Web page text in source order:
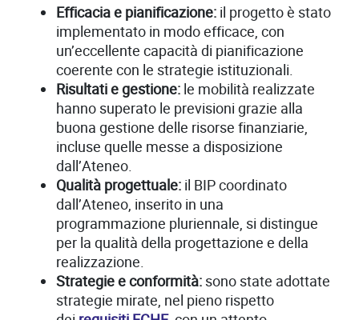
Efficacia e pianificazione: il progetto è stato
implementato in modo efficace, con
un’eccellente capacità di pianificazione
coerente con le strategie istituzionali.
Risultati e gestione: le mobilità realizzate
hanno superato le previsioni grazie alla
buona gestione delle risorse finanziarie,
incluse quelle messe a disposizione
dall’Ateneo.
Qualità progettuale: il BIP coordinato
dall’Ateneo, inserito in una
programmazione pluriennale, si distingue
per la qualità della progettazione e della
realizzazione.
Strategie e conformità: sono state adottate
strategie mirate, nel pieno rispetto